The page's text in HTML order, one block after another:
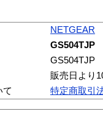
NETGEAR
GS504TJP
GS504TJP
販売日より
て
特定商取引